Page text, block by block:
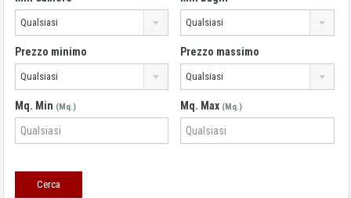
Qualsiasi Qualsiasi
Prezzo minimo
Qualsiasi
Prezzo massimo
Qualsiasi
Mq. Min (Mq.) Mq. Max (Mq.)